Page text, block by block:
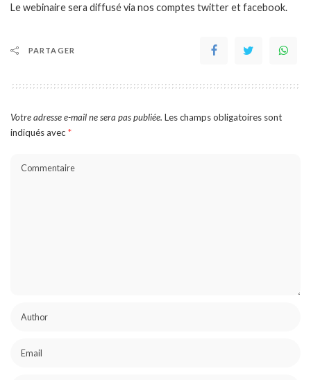
Le webinaire sera diffusé via nos comptes twitter et facebook.
PARTAGER
Votre adresse e-mail ne sera pas publiée. Les champs obligatoires sont
indiqués avec *